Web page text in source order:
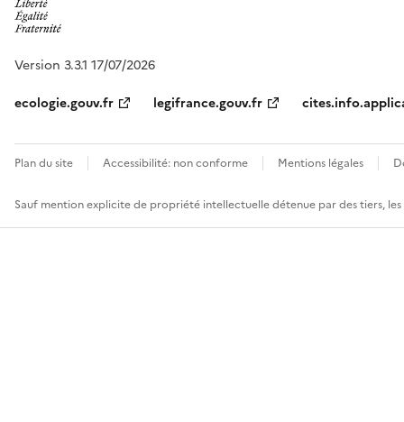
Version 3.3.1 17/07/2026
ecologie.gouv.fr
legifrance.gouv.fr
Plan du site Accessibilité: non conforme Mentions légales
Sauf mention explicite de propriété intellectuelle détenue par des tiers,